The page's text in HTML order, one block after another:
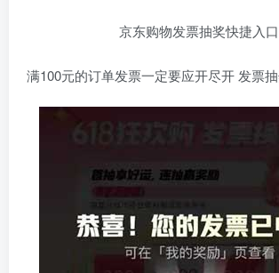
京东购物发票抽奖快捷入口
满100元的订单发票一定要应开尽开 发票